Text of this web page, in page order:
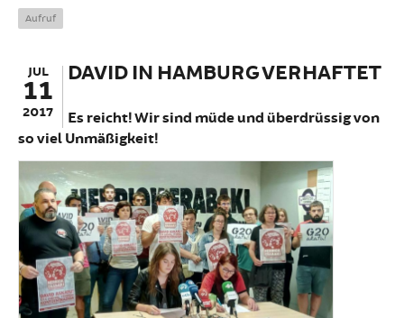
Aufruf
JUL
11
2017
DAVID IN HAMBURG VERHAFTET
Es reicht! Wir sind müde und überdrüssig von
so viel Unmäßigkeit!